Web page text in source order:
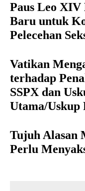
Paus Leo
Baru untuk
Pelecehan
Vatikan
terhadap
SSPX dan
Utama/Uskup
Tujuh Alasan
Perlu